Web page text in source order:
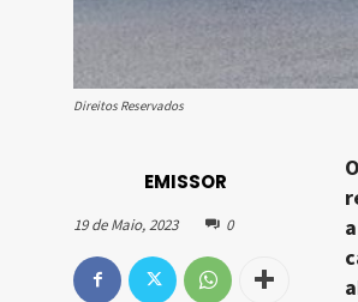
Direitos Reservados
EMISSOR
19 de Maio, 2023 0